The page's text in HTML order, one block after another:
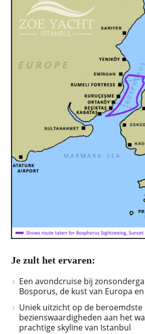
Je zult het ervaren:
Een avondcruise bij
Bosporus, de kust van Europa en
Uniek uitzicht op de beroemdste
bezienswaardigheden aan het
prachtige skyline van Istanbul